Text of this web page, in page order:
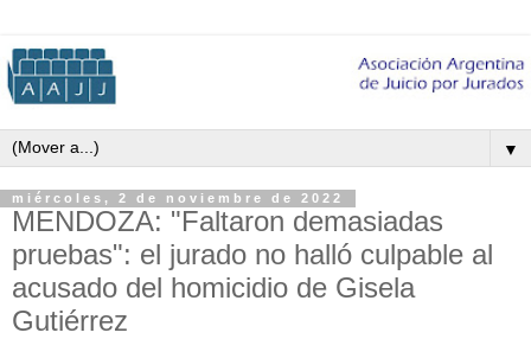
▼
miércoles, 2 de noviembre de 2022
MENDOZA: "Faltaron demasiadas
pruebas": el jurado no halló culpable al
acusado del homicidio de Gisela
Gutiérrez